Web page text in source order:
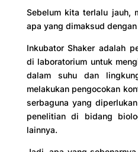
Sebelum kita terlalu jauh,
apa yang dimaksud
Inkubator Shaker adalah
di laboratorium untuk
dalam suhu dan
melakukan pengocokan
serbaguna yang
penelitian di bidang
lainnya.